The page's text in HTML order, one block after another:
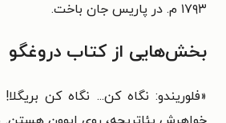
۱۷۹۳ م. در پاریس جان باخت.
بخش‌هایی از کتاب دروغگو
«فلوریندو: نگاه کن... نگاه کن بریگلا!